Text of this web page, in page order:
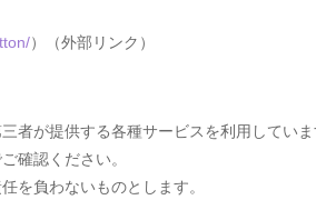
）（外部リンク）
者が提供する各種サービスを利用していま
確認ください。
を負わないものとします。